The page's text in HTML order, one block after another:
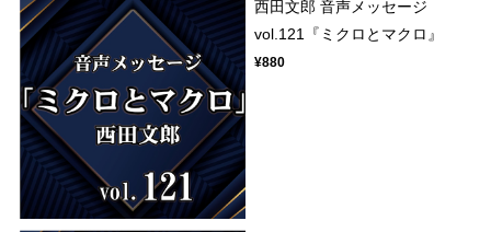
西田文郎 音声メッセージ
vol.121『ミクロとマクロ』
¥880